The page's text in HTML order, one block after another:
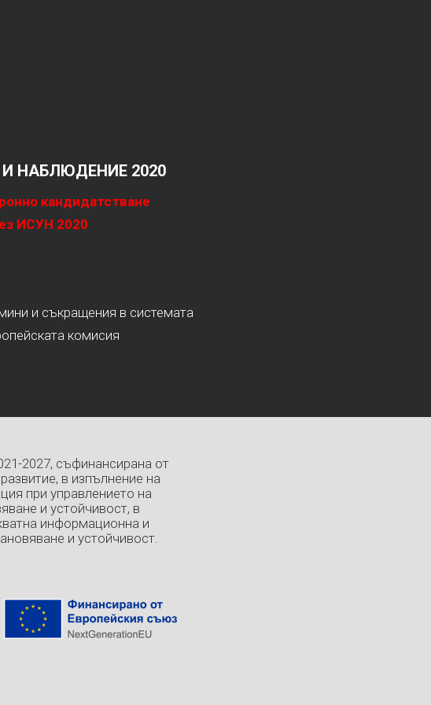
НАБЛЮДЕНИЕ 2020
кандидатстване
ИСУН 2020
и съкращения в системата
комисия
2027, съфинансирана от
в изпълнение на
при управлението на
и устойчивост, в
информационна и
и устойчивост.